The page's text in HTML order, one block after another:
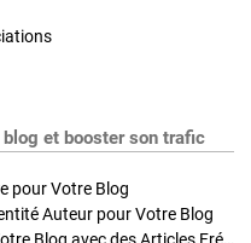
et booster son trafic
pour Votre Blog
Auteur pour Votre Blog